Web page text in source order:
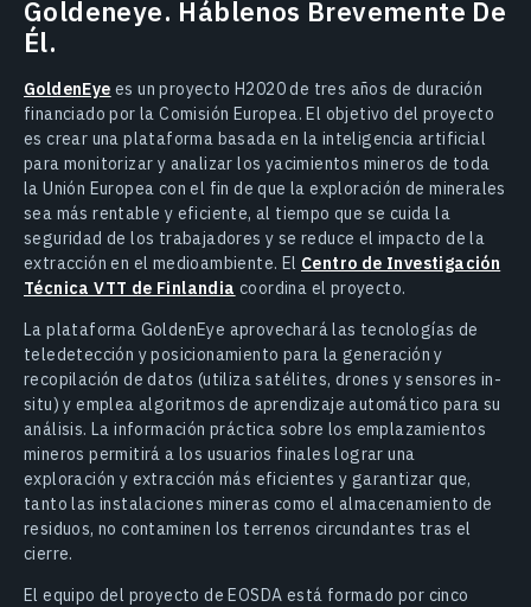
Goldeneye. Háblenos Brevemente De
Él.
GoldenEye es un proyecto H2020 de tres años de duración
financiado por la Comisión Europea. El objetivo del proyecto
es crear una plataforma basada en la inteligencia artificial
para monitorizar y analizar los yacimientos mineros de toda
la Unión Europea con el fin de que la exploración de minerales
sea más rentable y eficiente, al tiempo que se cuida la
seguridad de los trabajadores y se reduce el impacto de la
extracción en el medioambiente. El Centro de Investigación
Técnica VTT de Finlandia coordina el proyecto.
La plataforma GoldenEye aprovechará las tecnologías de
teledetección y posicionamiento para la generación y
recopilación de datos (utiliza satélites, drones y sensores in-
situ) y emplea algoritmos de aprendizaje automático para su
análisis. La información práctica sobre los emplazamientos
mineros permitirá a los usuarios finales lograr una
exploración y extracción más eficientes y garantizar que,
tanto las instalaciones mineras como el almacenamiento de
residuos, no contaminen los terrenos circundantes tras el
cierre.
El equipo del proyecto de EOSDA está formado por cinco